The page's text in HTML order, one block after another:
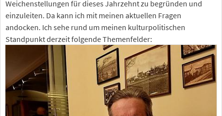
Weichenstellungen für dieses Jahrzehnt zu begründen und
einzuleiten. Da kann ich mit meinen aktuellen Fragen
andocken. Ich sehe rund um meinen kulturpolitischen
Standpunkt derzeit folgende Themenfelder: